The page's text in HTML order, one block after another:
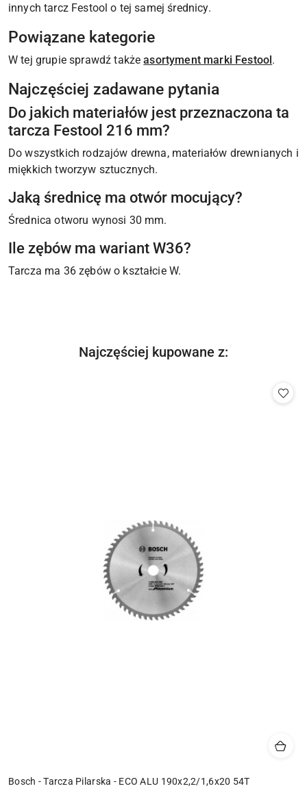
innych tarcz Festool o tej samej średnicy.
Powiązane kategorie
W tej grupie sprawdź takżeasortyment marki Festool.
Najczęściej zadawane pytania
Do jakich materiałów jest przeznaczona ta
tarcza Festool 216 mm?
Do wszystkich rodzajów drewna, materiałów drewnianych i
miękkich tworzyw sztucznych.
Jaką średnicę ma otwór mocujący?
Średnica otworu wynosi 30 mm.
Ile zębów ma wariant W36?
Tarcza ma 36 zębów o kształcie W.
Pomiń karuzelę produktów
Produkty
Najczęściej kupowane z:
Bosch - Tarcza Pilarska - ECO ALU 190x2,2/1,6x20 54T